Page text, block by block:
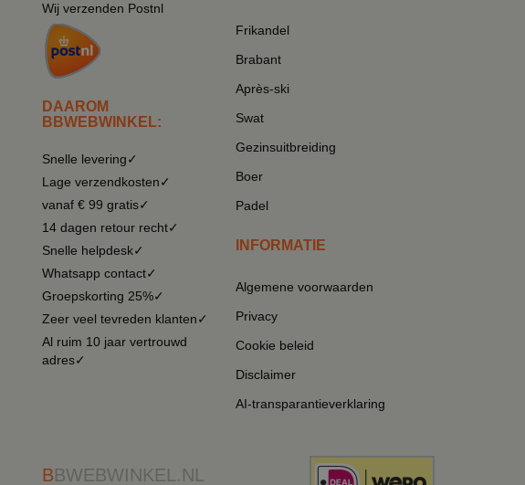
Wij verzenden Postnl
DAAROM
BBWEBWINKEL:
Snelle levering✓
Lage verzendkosten✓
vanaf € 99 gratis✓
14 dagen retour recht✓
Snelle helpdesk✓
Whatsapp contact✓
Groepskorting 25%✓
Zeer veel tevreden klanten✓
Al ruim 10 jaar vertrouwd
adres✓
Frikandel
Brabant
Après-ski
Swat
Gezinsuitbreiding
Boer
Padel
INFORMATIE
Algemene voorwaarden
Privacy
Cookie beleid
Disclaimer
AI-transparantieverklaring
BBWEBWINKEL.NL